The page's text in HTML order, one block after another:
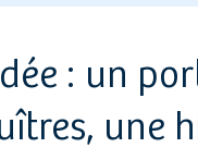
: un
une